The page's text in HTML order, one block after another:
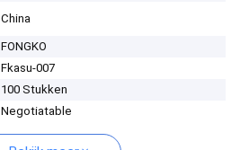
China
FONGKO
Fkasu-007
100 Stukken
Negotiatable